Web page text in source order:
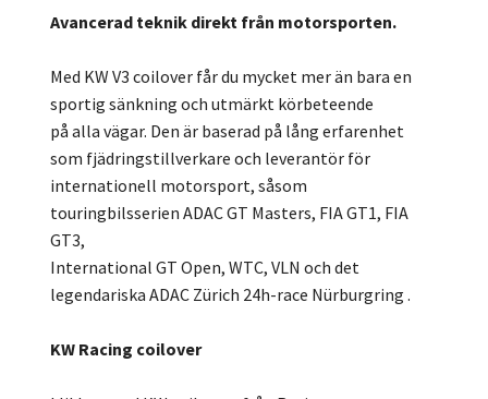
Avancerad teknik direkt från motorsporten.
Med KW V3 coilover får du mycket mer än bara en
sportig sänkning och utmärkt körbeteende
på alla vägar. Den är baserad på lång erfarenhet
som fjädringstillverkare och leverantör för
internationell motorsport, såsom
touringbilsserien ADAC GT Masters, FIA GT1, FIA
GT3,
International GT Open, WTC, VLN och det
legendariska ADAC Zürich 24h-race Nürburgring .
KW Racing coilover